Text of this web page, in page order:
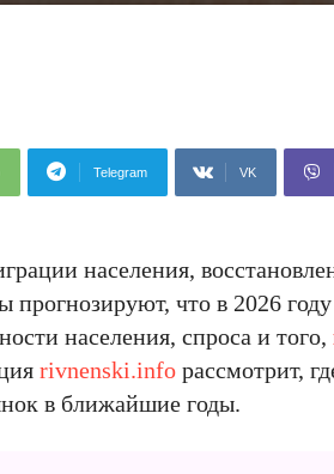
Telegram VK
населения,
что в 2026
населения, спроса и того,
rivnenski.info рассмотрит,
в ближайшие годы.